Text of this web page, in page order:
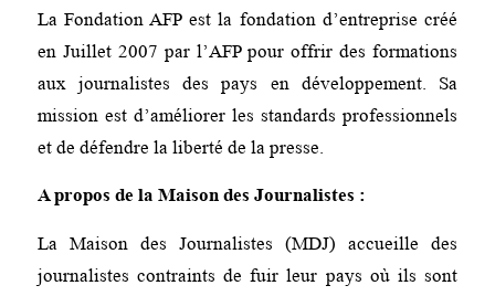
La Fondation AFP est la fondation d’entreprise créé
en Juillet 2007 par l’AFP pour offrir des formations
aux journalistes des pays en développement. Sa
mission est d’améliorer les standards professionnels
et de défendre la liberté de la presse.
A propos de la Maison des Journalistes :
La Maison des Journalistes (MDJ) accueille des
journalistes contraints de fuir leur pays où ils sont